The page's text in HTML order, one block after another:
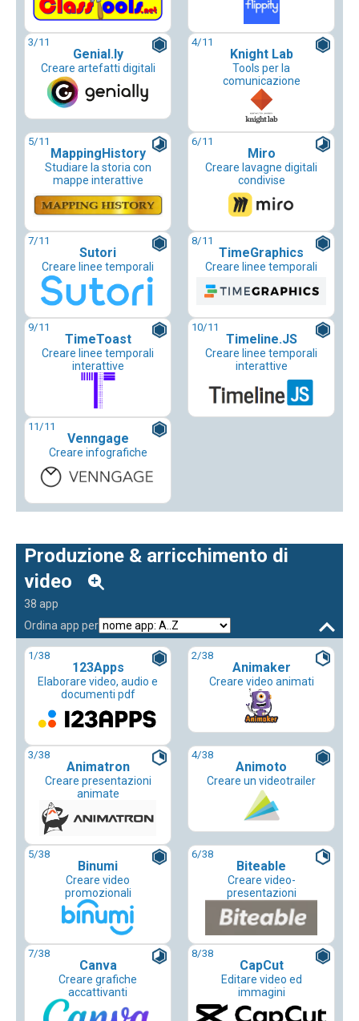
3/11
Genial.ly
Creare artefatti digitali
4/11
Knight Lab
Tools per la
comunicazione
5/11
MappingHistory
Studiare la storia con
mappe interattive
6/11
Miro
Creare lavagne digitali
condivise
7/11
Sutori
Creare linee temporali
8/11
TimeGraphics
Creare linee temporali
9/11
TimeToast
Creare linee temporali
interattive
10/11
Timeline.JS
Creare linee temporali
interattive
11/11
Venngage
Creare infografiche
Produzione & arricchimento di
video
38 app
Ordina app per
1/38
123Apps
Elaborare video, audio e
documenti pdf
2/38
Animaker
Creare video animati
3/38
Animatron
Creare presentazioni
animate
4/38
Animoto
Creare un videotrailer
5/38
Binumi
Creare video
promozionali
6/38
Biteable
Creare video-
presentazioni
7/38
Canva
Creare grafiche
accattivanti
8/38
CapCut
Editare video ed
immagini